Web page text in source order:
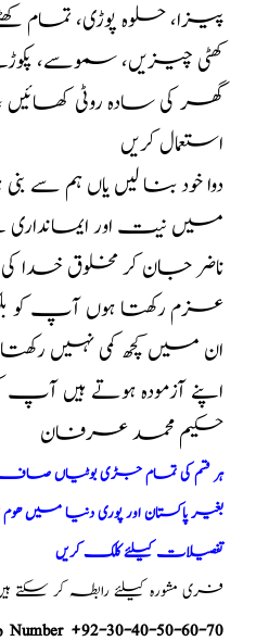
پیزا، حلوہ پوڑی، تمام
کھٹی چیزیں، سموسے،
گھر کی سادہ روٹی کھائیں
استعمال کریں
دوا خود بنا لیں یاں ہم سے
میں نیت اور
ناضر جان کر مخلوق
عزم رکھتا ہوں آپ کو
ان میں کچھ کمی نہیں
اپنے آزمودہ ہوتے ہیں
حکیم محمد عرفان
ہر قسم کی تمام جڑی بوٹیاں صاف
بغیر پاکستان اور پوری دنیا میں
تفصیلات کیلئے کلک کریں
فری مشورہ کیلئے رابطہ کر سکتے
Number +92-30-40-50-60-70